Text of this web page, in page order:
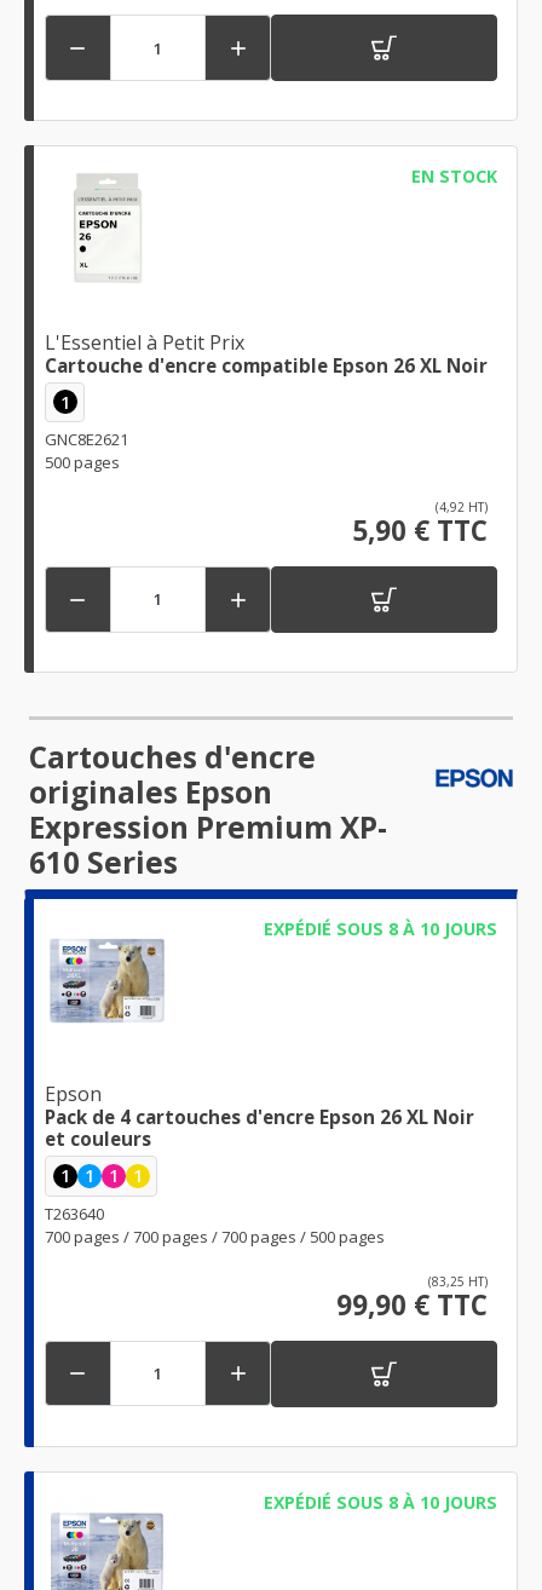
 
EN STOCK
L'Essentiel à Petit Prix
Cartouche d'encre compatible Epson 26 XL Noir
1
GNC8E2621
500 pages
(4,92 HT)
5,90 € TTC
 
Cartouches d'encre
originales Epson
Expression Premium XP-
610 Series
EXPÉDIÉ SOUS 8 À 10 JOURS
Epson
Pack de 4 cartouches d'encre Epson 26 XL Noir
et couleurs
1 1 1 1
T263640
700 pages / 700 pages / 700 pages / 500 pages
(83,25 HT)
99,90 € TTC
 
EXPÉDIÉ SOUS 8 À 10 JOURS